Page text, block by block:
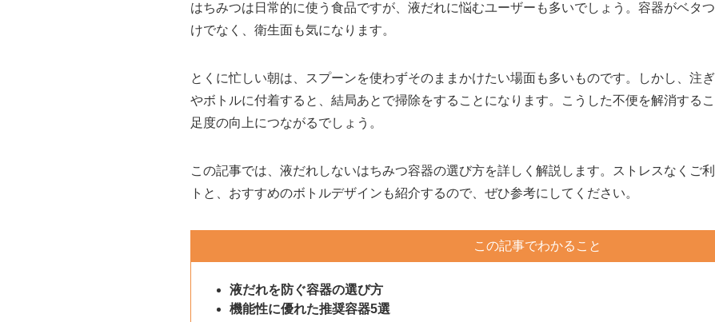
はちみつは日常的に使う食品ですが、液だれに悩むユーザーも多いでしょう。容器がベタ
けでなく、衛生面も気になります。
とくに忙しい朝は、スプーンを使わずそのままかけたい場面も多いものです。しかし、注
やボトルに付着すると、結局あとで掃除をすることになります。こうした不便を解消する
足度の向上につながるでしょう。
この記事では、液だれしないはちみつ容器の選び方を詳しく解説します。ストレスなくご
トと、おすすめのボトルデザインも紹介するので、ぜひ参考にしてください。
この記事でわかること
液だれを防ぐ容器の選び方
機能性に優れた推奨容器5選